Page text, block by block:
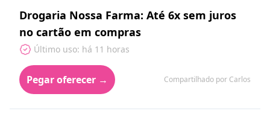
Drogaria Nossa Farma: Até 6x sem juros
no cartão em compras
Último uso: há 11 horas
Pegar oferecer → Compartilhado por Carlos